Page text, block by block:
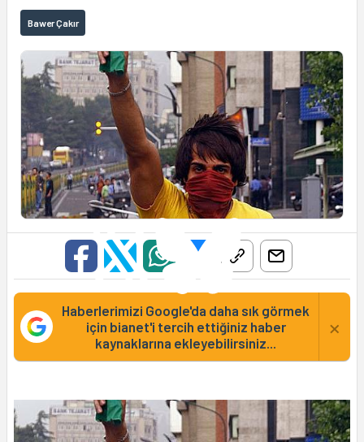
Bawer Çakır
Haberlerimizi Google'da daha sık görmek
için bianet'i tercih ettiğiniz haber
kaynaklarına ekleyebilirsiniz...
×